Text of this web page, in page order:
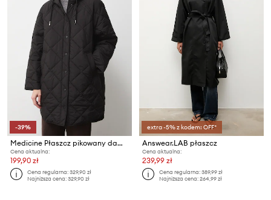
-39%
Medicine Płaszcz pikowany damski
Cena aktualna:
199,90 zł
Cena regularna:329,90 zł
Najniższa cena:329,90 zł
extra -5% z kodem: OFF*
Answear.LAB płaszcz
Cena aktualna:
239,99 zł
Cena regularna:389,99 zł
Najniższa cena:264,99 zł